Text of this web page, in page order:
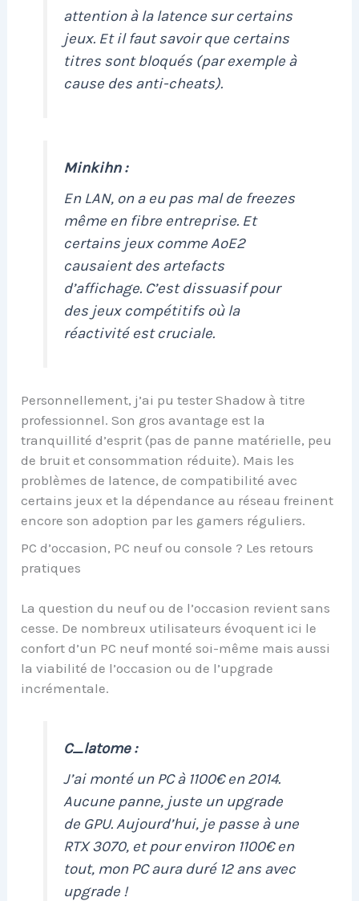
attention à la latence sur certains
jeux. Et il faut savoir que certains
titres sont bloqués (par exemple à
cause des anti-cheats).
Minkihn :
En LAN, on a eu pas mal de freezes
même en fibre entreprise. Et
certains jeux comme AoE2
causaient des artefacts
d’affichage. C’est dissuasif pour
des jeux compétitifs où la
réactivité est cruciale.
Personnellement, j’ai pu tester Shadow à titre
professionnel. Son gros avantage est la
tranquillité d’esprit (pas de panne matérielle, peu
de bruit et consommation réduite). Mais les
problèmes de latence, de compatibilité avec
certains jeux et la dépendance au réseau freinent
encore son adoption par les gamers réguliers.
PC d’occasion, PC neuf ou console ? Les retours
pratiques
La question du neuf ou de l’occasion revient sans
cesse. De nombreux utilisateurs évoquent ici le
confort d’un PC neuf monté soi-même mais aussi
la viabilité de l’occasion ou de l’upgrade
incrémentale.
C_latome :
J’ai monté un PC à 1100€ en 2014.
Aucune panne, juste un upgrade
de GPU. Aujourd’hui, je passe à une
RTX 3070, et pour environ 1100€ en
tout, mon PC aura duré 12 ans avec
upgrade !